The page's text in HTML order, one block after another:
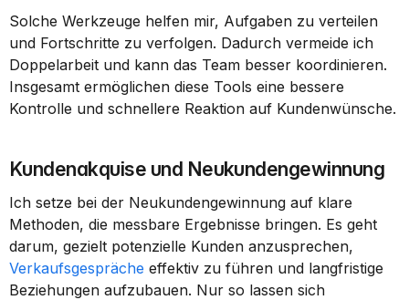
Solche Werkzeuge helfen mir, Aufgaben zu verteilen
und Fortschritte zu verfolgen. Dadurch vermeide ich
Doppelarbeit und kann das Team besser koordinieren.
Insgesamt ermöglichen diese Tools eine bessere
Kontrolle und schnellere Reaktion auf Kundenwünsche.
Kundenakquise und Neukundengewinnung
Ich setze bei der Neukundengewinnung auf klare
Methoden, die messbare Ergebnisse bringen. Es geht
Verkaufsgespräche effektiv zu führen und langfristige
Beziehungen aufzubauen. Nur so lassen sich